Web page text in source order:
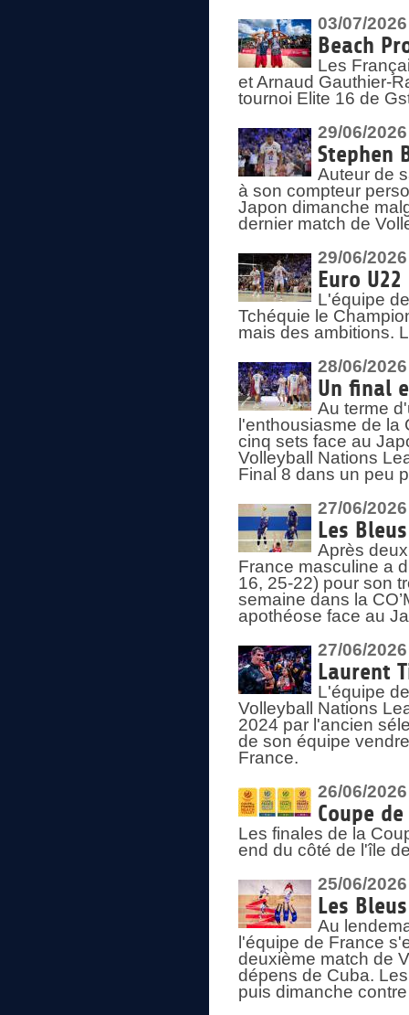
03/07/2026
Beach
Les
et Arnaud Gauthier-
tournoi Elite 16 de
29/06/2026
Stephen
Auteur de
à son compteur
Japon dimanche
dernier match de
29/06/2026
Euro
L'équipe
Tchéquie le
mais des ambitions.
28/06/2026
Un final
Au terme
l'enthousiasme de
cinq sets face au
Volleyball Nations
Final 8 dans un peu
27/06/2026
Les
Après
France masculine a
16, 25-22) pour son
semaine dans la
apothéose face au
27/06/2026
Laurent
L'équipe
Volleyball Nations
2024 par l'ancien
de son équipe
France.
26/06/2026
Coupe
Les finales de la
end du côté de l'île
25/06/2026
Les
Au
l'équipe de France
deuxième match de
dépens de Cuba.
puis dimanche